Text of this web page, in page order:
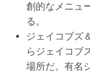
創的なメニュ
る。
ジェイコブズ
らジェイコブ
場所だ。有名